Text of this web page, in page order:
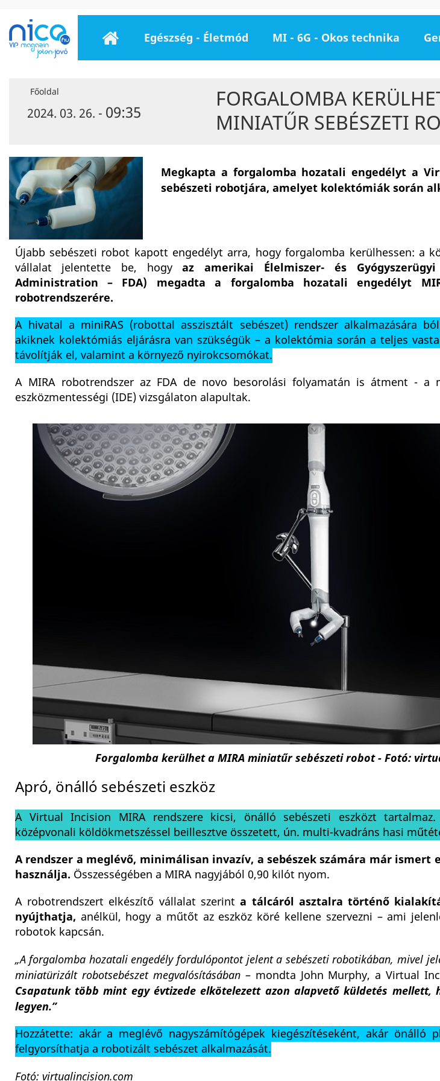
Egészség - Életmód MI - 6G - Okos technika
Főoldal
2024. 03. 26. - 09:35
FORGALOMBA
MINIATŰR SEBÉSZETI
Megkapta a forgalomba hozatali engedélyt a
sebészeti robotjára, amelyet kolektómiák során
Újabb sebészeti robot kapott engedélyt arra, hogy forgalomba kerülhessen: a
vállalat jelentette be, hogyaz amerikai Élelmiszer- és
Administration – FDA) megadta a forgalomba hozatali engedélyt
robotrendszerére.
A hivatal a miniRAS (robottal asszisztált sebészet) rendszer alkalmazására
akiknek kolektómiás eljárásra van szükségük – a kolektómia során a teljes
távolítják el, valamint a környező nyirokcsomókat.
A MIRA robotrendszer az FDA de novo besorolási folyamatán is átment - a
eszközmentességi (IDE) vizsgálaton alapultak.
Forgalomba kerülhet a MIRA miniatűr sebészeti robot - Fotó:
Apró, önálló sebészeti eszköz
A Virtual Incision MIRA rendszere kicsi, önálló sebészeti eszközt
középvonali köldökmetszéssel beillesztve összetett, ún. multi-kvadráns hasi
A rendszer a meglévő, minimálisan invazív, a sebészek számára már ismert
használja. Összességében a MIRA nagyjából 0,90 kilót nyom.
A robotrendszert elkészítő vállalat szerinta tálcáról asztalra történő
nyújthatja, anélkül, hogy a műtőt az eszköz köré kellene szervezni – ami
robotok kapcsán.
„A forgalomba hozatali engedély fordulópontot jelent a sebészeti robotikában, mivel
miniatürizált robotsebészet megvalósításában– mondta John Murphy, a Virtual
Csapatunk több mint egy évtizede elkötelezett azon alapvető küldetés mellett,
legyen.”
Hozzátette: akár a meglévő nagyszámítógépek kiegészítéseként, akár önálló
felgyorsíthatja a robotizált sebészet alkalmazását.
Fotó: virtualincision.com